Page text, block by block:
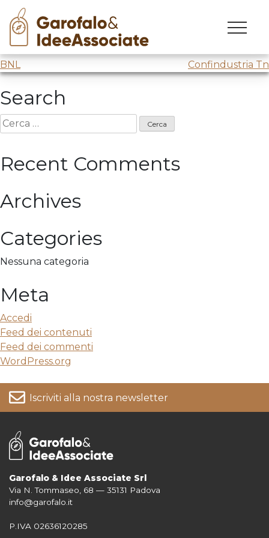
Skip
content
BNL
Design Thinking @BNL
Navigazione
articoli
BNL Confindustria Tn
Search
Ricerca
per:
Recent Comments
Archives
Categories
Nessuna categoria
Meta
Accedi
Feed dei contenuti
Feed dei commenti
WordPress.org
Iscriviti alla nostra newsletter
Per informazioni su come vengono trattati i tuoi dati consulta la nostra
Privacy Policy
Garofalo & Idee Associate Srl
Via N. Tommaseo, 68 — 35131 Padova
info@garofalo.it
P.IVA 02636120285